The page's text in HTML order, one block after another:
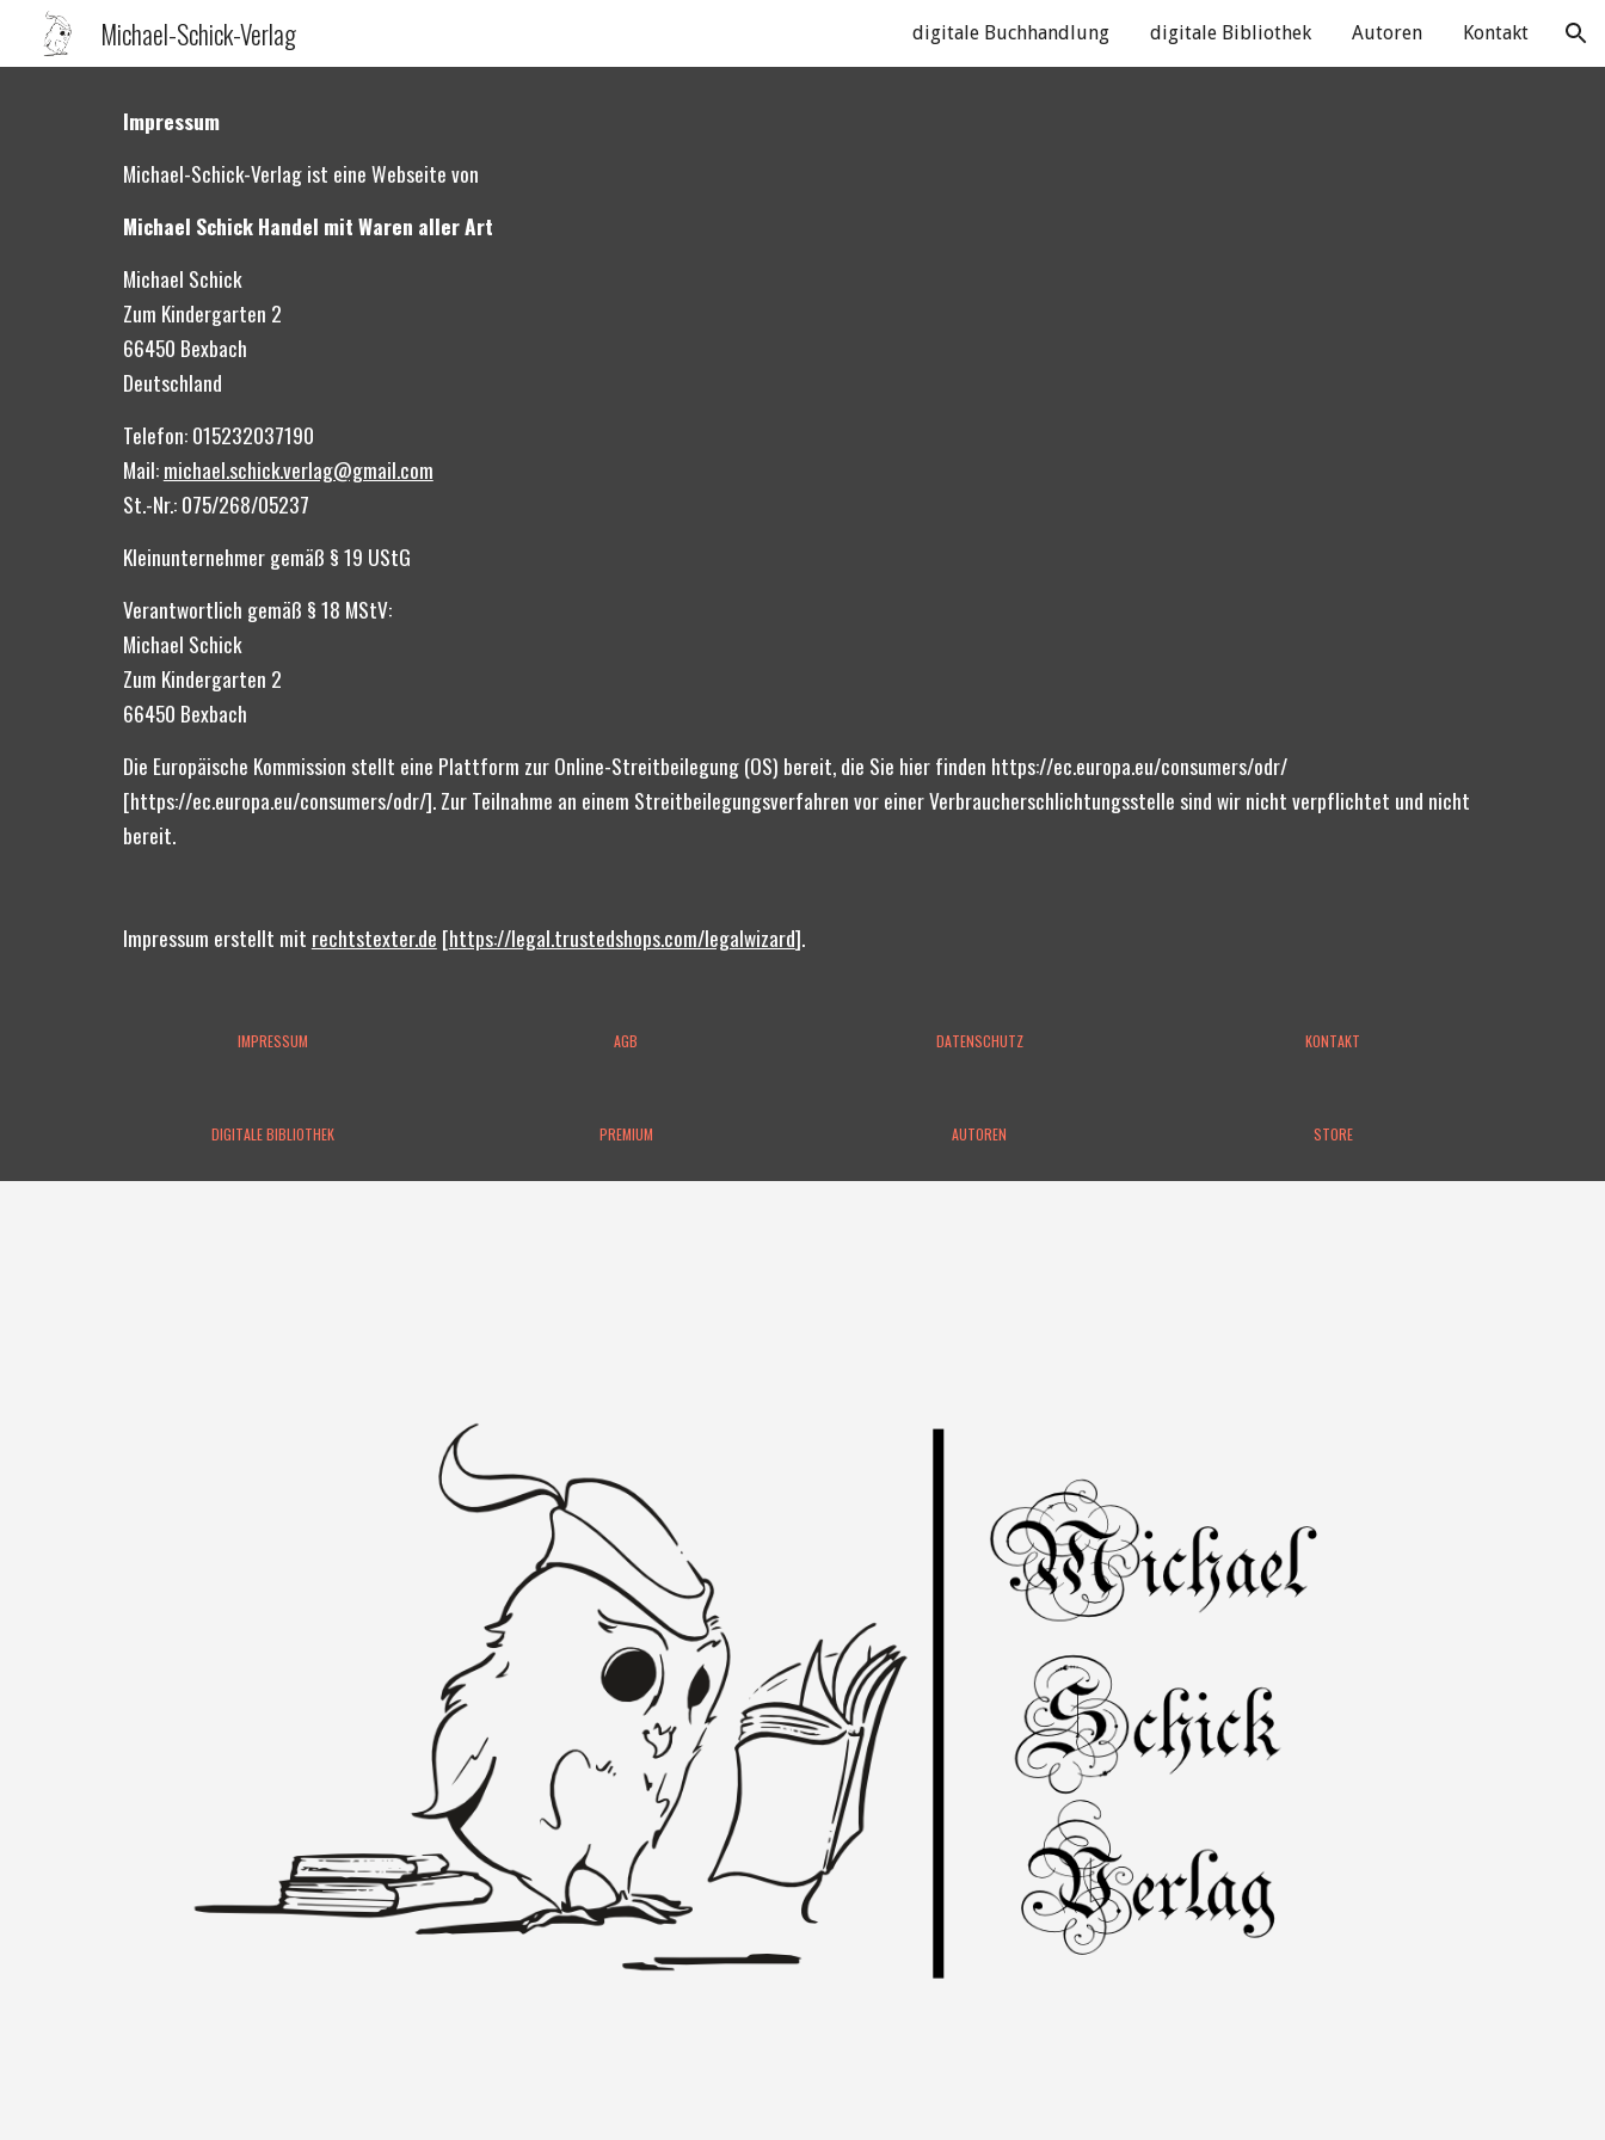
Skip to navigation
Michael-Schick-Verlag digitale Buchhandlung digitale Bibliothek Autoren Kontakt
Impressum
Michael-Schick-Verlag ist eine Webseite von
Michael Schick Handel mit Waren aller Art
Michael Schick
Zum Kindergarten 2
66450 Bexbach
Deutschland
Telefon: 015232037190
Mail: michael.schick.verlag@gmail.com
St.-Nr.: 075/268/05237
Kleinunternehmer gemäß § 19 UStG
Verantwortlich gemäß § 18 MStV:
Michael Schick
Zum Kindergarten 2
66450 Bexbach
Die Europäische Kommission stellt eine Plattform zur Online-Streitbeilegung (OS) bereit, die Sie hier finden https://ec.europa.eu/consumers/odr/
[https://ec.europa.eu/consumers/odr/]. Zur Teilnahme an einem Streitbeilegungsverfahren vor einer Verbraucherschlichtungsstelle sind wir nicht verpflichtet und nicht
bereit.
Impressum erstellt mit rechtstexter.de [https://legal.trustedshops.com/legalwizard].
IMPRESSUM AGB DATENSCHUTZ KONTAKT
DIGITALE BIBLIOTHEK PREMIUM AUTOREN STORE